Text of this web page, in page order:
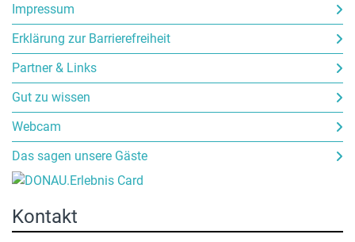
Impressum
Erklärung zur Barrierefreiheit
Partner & Links
Gut zu wissen
Webcam
Das sagen unsere Gäste
Kontakt